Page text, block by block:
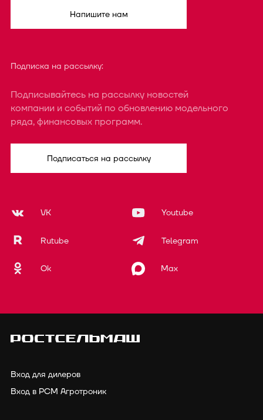
Напишите нам
Подписка на рассылку:
Подписывайтесь на рассылку новостей
компании и событий по обновлению модельного
ряда, финансовых программ.
Подписаться на рассылку
VK Youtube
Rutube Telegram
Ok Max
Вход для дилеров
Вход в РСМ Агротроник